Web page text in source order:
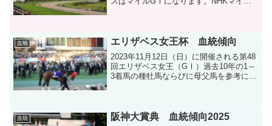
ップしてみました。
血統 エリザベス女王杯 血統傾向
2023年11月12日（日）に開催される第48
回エリザベス女王（GⅠ）過去10年の1～
3着馬の種牡馬ならびに母父馬を参考に血
血統 阪神大賞典 血統傾向2025